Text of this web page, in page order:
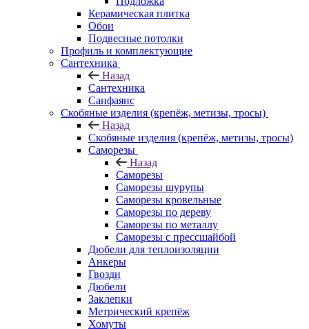
Керамическая плитка
Обои
Подвесные потолки
Профиль и комплектующие
Сантехника
Назад
Сантехника
Санфаянс
Скобяные изделия (крепёж, метизы, тросы)
Назад
Скобяные изделия (крепёж, метизы, тросы)
Саморезы
Назад
Саморезы
Саморезы шурупы
Саморезы кровельные
Саморезы по дереву
Саморезы по металлу
Саморезы с прессшайбой
Дюбели для теплоизоляции
Анкеры
Гвозди
Дюбели
Заклепки
Метрический крепёж
Хомуты